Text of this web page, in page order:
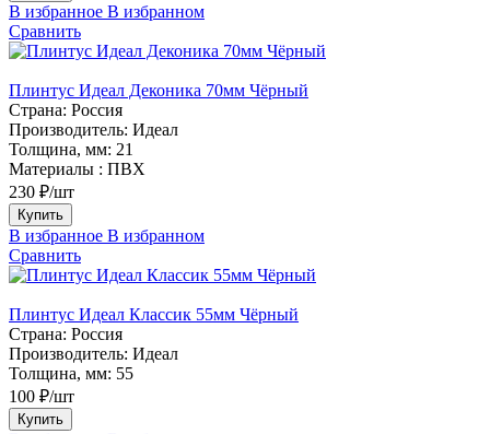
В избранное В избранном
Сравнить
Плинтус Идеал Деконика 70мм Чёрный
Страна: Россия
Производитель: Идеал
Толщина, мм: 21
Материалы : ПВХ
230 ₽/шт
Купить
В избранное В избранном
Сравнить
Плинтус Идеал Классик 55мм Чёрный
Страна: Россия
Производитель: Идеал
Толщина, мм: 55
100 ₽/шт
Купить